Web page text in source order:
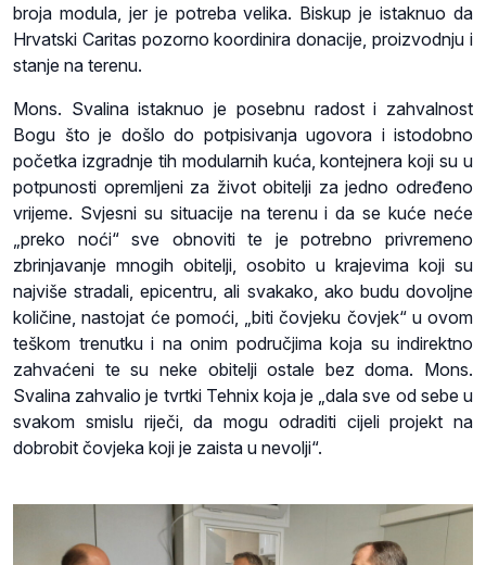
broja modula, jer je potreba velika. Biskup je istaknuo da
Hrvatski Caritas pozorno koordinira donacije, proizvodnju i
stanje na terenu.
Mons. Svalina istaknuo je posebnu radost i zahvalnost
Bogu što je došlo do potpisivanja ugovora i istodobno
početka izgradnje tih modularnih kuća, kontejnera koji su u
potpunosti opremljeni za život obitelji za jedno određeno
vrijeme. Svjesni su situacije na terenu i da se kuće neće
„preko noći“ sve obnoviti te je potrebno privremeno
zbrinjavanje mnogih obitelji, osobito u krajevima koji su
najviše stradali, epicentru, ali svakako, ako budu dovoljne
količine, nastojat će pomoći, „biti čovjeku čovjek“ u ovom
teškom trenutku i na onim područjima koja su indirektno
zahvaćeni te su neke obitelji ostale bez doma. Mons.
Svalina zahvalio je tvrtki Tehnix koja je „dala sve od sebe u
svakom smislu riječi, da mogu odraditi cijeli projekt na
dobrobit čovjeka koji je zaista u nevolji“.